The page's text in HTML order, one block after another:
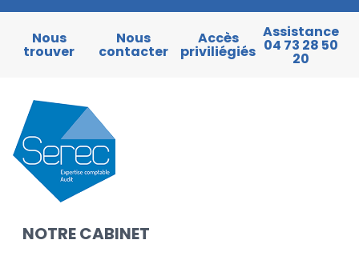
Nous
trouver
Nous
contacter
Accès
priviliégiés
Assistance
04 73 28 50
20
NOTRE CABINET